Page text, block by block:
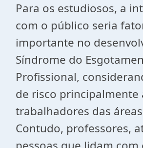
Para os estudiosos, a
com o público seria
importante no
Síndrome do
Profissional,
de risco principalmente
trabalhadores das
Contudo, professores,